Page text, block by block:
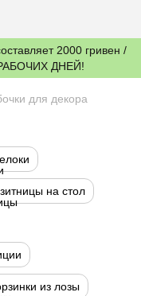
2000 гривен /
ДНЕЙ!
для декора
на стол
из лозы